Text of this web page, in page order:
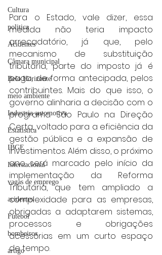
Cultura
politica
Acidentes
Câmara municipal
Belo Horizonte
meio ambiente
Industria automotiva
Estatística
IBGE
Internacional
vagas de emprego
acidentes
Futebol
bombeiros
artigo
Para o Estado, vale dizer, essa
medida não teria impacto
arrecadatório, já que, pelo
mecanismo de substituição
tributária, parte do imposto já é
paga, de forma antecipada, pelos
contribuintes. Mais do que isso, o
governo alinharia a decisão com o
programa São Paulo na Direção
Certa, voltado para a eficiência da
gestão pública e a expansão de
investimentos. Além disso, o próximo
ano será marcado pelo início da
implementação da Reforma
Tributária, que tem ampliado a
complexidade para as empresas,
obrigadas a adaptarem sistemas,
processos e obrigações
acessórias em um curto espaço
de tempo.